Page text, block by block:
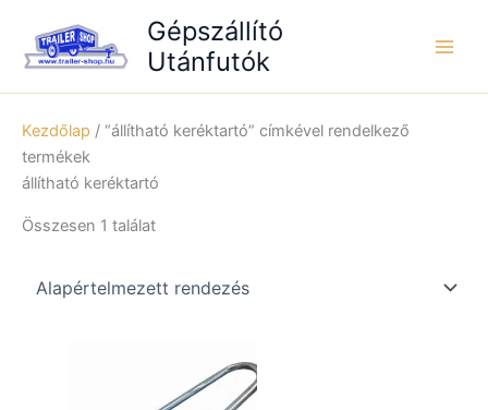
content
Gépszállító
Utánfutók
Kezdőlap / “állítható keréktartó” címkével rendelkező
termékek
állítható keréktartó
Összesen 1 találat